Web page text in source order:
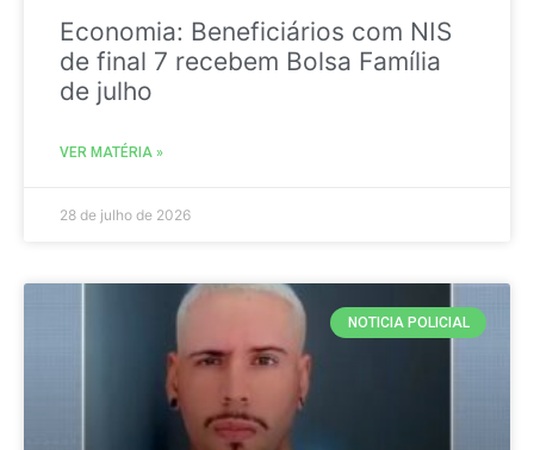
Economia: Beneficiários com NIS
de final 7 recebem Bolsa Família
de julho
VER MATÉRIA »
28 de julho de 2026
NOTICIA POLICIAL